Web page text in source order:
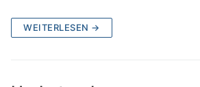
WEITERLESEN →